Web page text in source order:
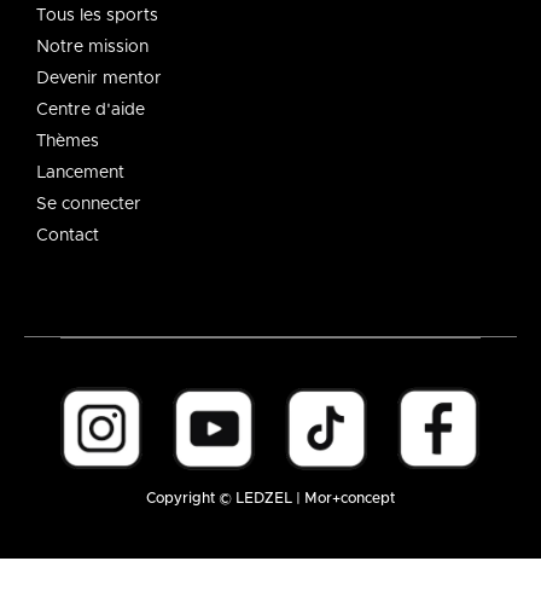
Tous les sports
Notre mission
Devenir mentor
Centre d'aide
Thèmes
Lancement
Se connecter
Contact
Copyright © LEDZEL | Mor+concept